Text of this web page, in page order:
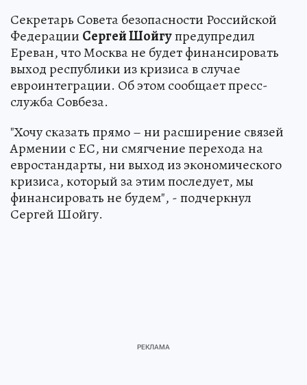
Секретарь Совета безопасности Российской
Федерации Сергей Шойгупредупредил
Ереван, что Москва не будет финансировать
выход республики из кризиса в случае
евроинтеграции. Об этом сообщает пресс-
служба Совбеза.
"Хочу сказать прямо – ни расширение связей
Армении с ЕС, ни смягчение перехода на
евростандарты, ни выход из экономического
кризиса, который за этим последует, мы
финансировать не будем", - подчеркнул
Сергей Шойгу.